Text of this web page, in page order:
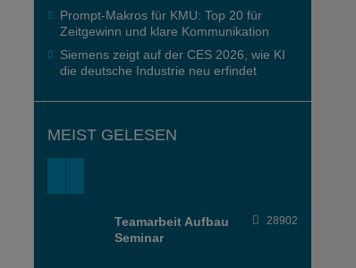
Prompt-Makros für KMU: Top 20 für
Zeitgewinn und klare Kommunikation
Siemens zeigt auf der CES 2026, wie KI
die deutsche Industrie neu erfindet
MEIST GELESEN
Teamarbeit Aufbau
Seminar
28902